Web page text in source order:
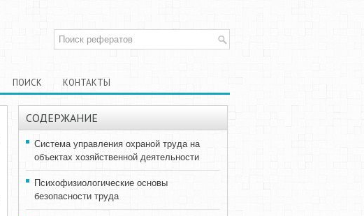
ПОИСК КОНТАКТЫ
СОДЕРЖАНИЕ
Система управления охраной труда на
объектах хозяйственной деятельности
Психофизиологические основы
безопасности труда